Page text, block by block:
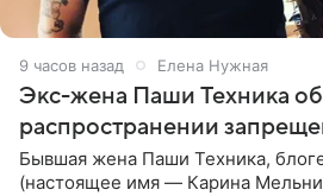
9 часов назад Елена Нужная
Экс-жена Паши Техника
распространении
Бывшая жена Паши Техника,
(настоящее имя — Карина